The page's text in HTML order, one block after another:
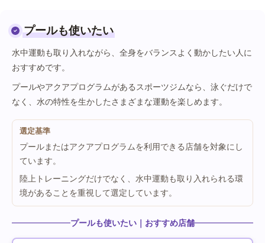
プールも使いたい
水中運動も取り入れながら、全身をバランスよく動かしたい人に
おすすめです。
プールやアクアプログラムがあるスポーツジムなら、泳ぐだけで
なく、水の特性を生かしたさまざまな運動を楽しめます。
選定基準
プールまたはアクアプログラムを利用できる店舗を対象にし
ています。
陸上トレーニングだけでなく、水中運動も取り入れられる環
境があることを重視して選定しています。
プールも使いたい｜おすすめ店舗